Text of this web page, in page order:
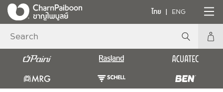
ไทย ENG